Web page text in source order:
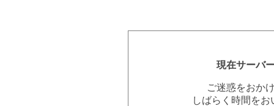
現在サーバ
ご迷惑をおか
しばらく時間を